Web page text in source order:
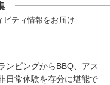
ビティ情報をお届け
ンピングからBBQ、アス
日常体験を存分に堪能で